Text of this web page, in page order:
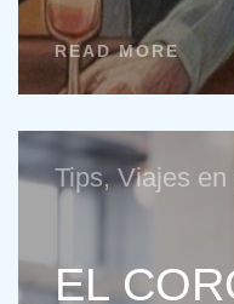
READ MORE
Tips, Viajes en
EL